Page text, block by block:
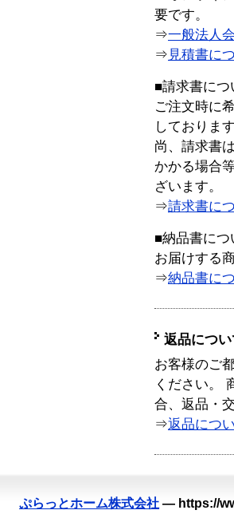
要です。
⇒一般法人
⇒ 見積書に
■請求書につ
ご注文時に
しております
尚、請求書
かかる場合
ざいます。
⇒請求書に
■納品書につ
お届けする
⇒納品書に
返品につい
お客様のご
ください。
合、返品・
⇒返品につ
ぷらっとホーム株式会社 — https://